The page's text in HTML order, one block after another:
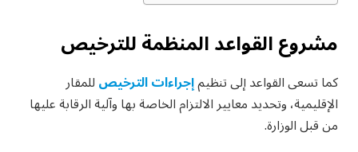
مشروع القواعد المنظمة للترخيص
كما تسعى القواعد إلى تنظيمإجراءات الترخيصللمقار
الإقليمية، وتحديد معايير الالتزام الخاصة بها وآلية الرقابة عليها
من قبل الوزارة.​